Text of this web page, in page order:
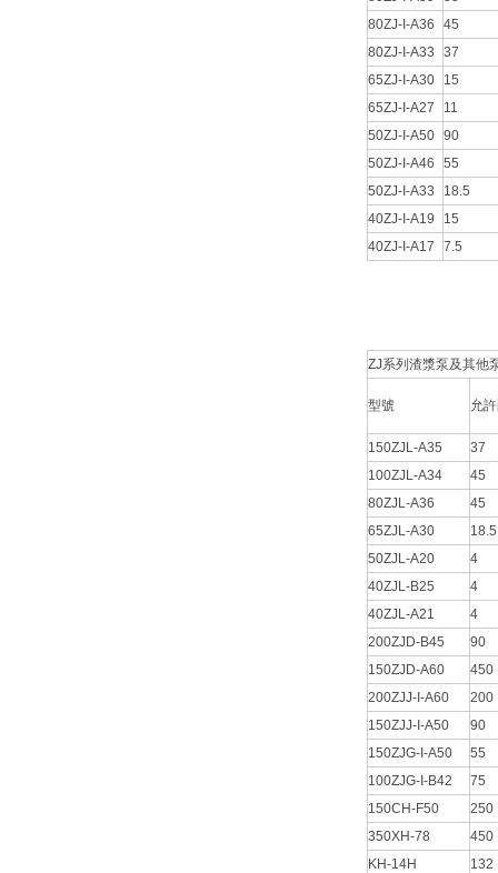
80ZJ-I-A36
45
80ZJ-I-A33
37
65ZJ-I-A30
15
65ZJ-I-A27
11
50ZJ-I-A50 90
50ZJ-I-A46
55
50ZJ-I-A33
18.5
40ZJ-I-A19
15
40ZJ-I-A17
7.5
ZJ系列渣漿泵及其他
型號 允
150ZJL-A35
37
100ZJL-A34
45
80ZJL-A36
45
65ZJL-A30
18.5
50ZJL-A20
4
40ZJL-B25
4
40ZJL-A21
4
200ZJD-B45
90
150ZJD-A60
450
200ZJJ-I-A60
200
150ZJJ-I-A50
90
150ZJG-I-A50
55
100ZJG-I-B42
75
150CH-F50
250
350XH-78
450
KH-14H
132